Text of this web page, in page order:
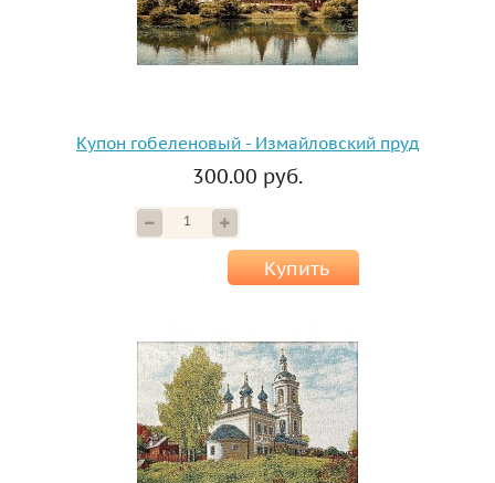
Купон гобеленовый - Измайловский пруд
300.00 руб.
Купить